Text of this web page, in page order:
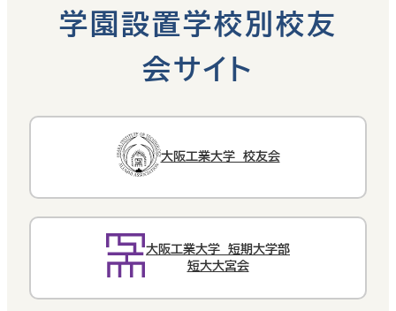
学園設置学校別校友
会サイト
大阪工業大学 校友会
大阪工業大学 短期大学部
短大大宮会